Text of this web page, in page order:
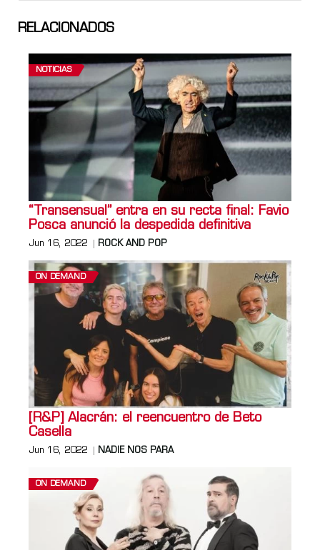
RELACIONADOS
NOTICIAS
“Transensual” entra en su recta final: Favio
Posca anunció la despedida definitiva
Jun 16, 2022 ROCK AND POP
ON DEMAND
[R&P] Alacrán: el reencuentro de Beto
Casella
Jun 16, 2022 NADIE NOS PARA
ON DEMAND